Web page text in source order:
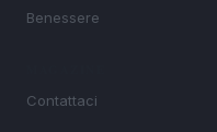
Benessere
Contattaci